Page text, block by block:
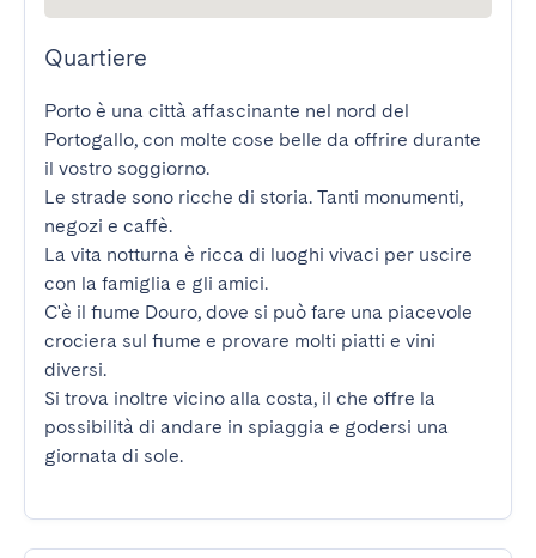
Quartiere
Porto è una città affascinante nel nord del
Portogallo, con molte cose belle da offrire durante
il vostro soggiorno.
Le strade sono ricche di storia. Tanti monumenti,
negozi e caffè.
La vita notturna è ricca di luoghi vivaci per uscire
con la famiglia e gli amici.
C'è il fiume Douro, dove si può fare una piacevole
crociera sul fiume e provare molti piatti e vini
diversi.
Si trova inoltre vicino alla costa, il che offre la
possibilità di andare in spiaggia e godersi una
giornata di sole.